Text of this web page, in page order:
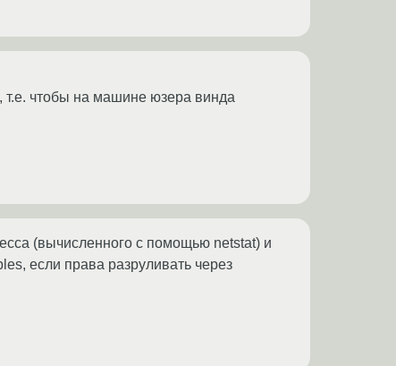
т.е. чтобы на машине юзера винда
(вычисленного с помощью netstat) и
если права разруливать через